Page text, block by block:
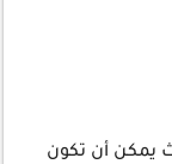
يمكن أن تكون